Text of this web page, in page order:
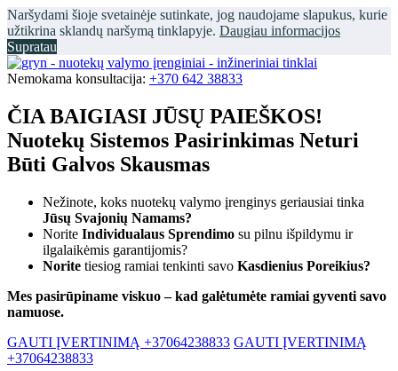
Naršydami šioje svetainėje sutinkate, jog naudojame slapukus, kurie
užtikrina sklandų naršymą tinklapyje. Daugiau informacijos
Supratau
Nemokama konsultacija: +370 642 38833
ČIA BAIGIASI JŪSŲ PAIEŠKOS!
Nuotekų Sistemos Pasirinkimas Neturi
Būti Galvos Skausmas
Nežinote, koks nuotekų valymo įrenginys geriausiai tinka
Jūsų Svajonių Namams?
Norite Individualaus Sprendimo su pilnu išpildymu ir
ilgalaikėmis garantijomis?
Norite tiesiog ramiai tenkinti savo Kasdienius Poreikius?
Mes pasirūpiname viskuo – kad galėtumėte ramiai gyventi savo
namuose.
GAUTI ĮVERTINIMĄ +37064238833 GAUTI ĮVERTINIMĄ
+37064238833